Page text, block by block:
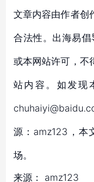
文章内容由作者创
合法性。出海易
或本网站许可，不
站内容。如发现
源：amz123，本
场。
来源： amz123